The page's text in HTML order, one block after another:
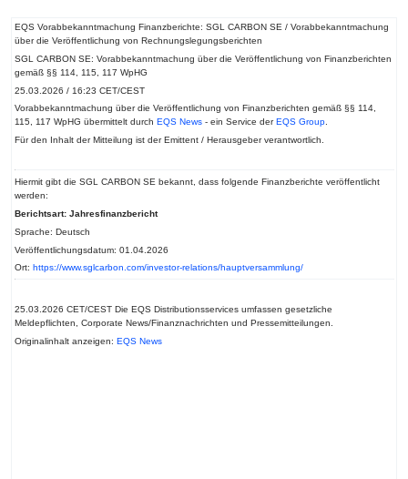
EQS Vorabbekanntmachung Finanzberichte: SGL CARBON SE / Vorabbekanntmachung
über die Veröffentlichung von Rechnungslegungsberichten
SGL CARBON SE: Vorabbekanntmachung über die Veröffentlichung von Finanzberichten
gemäß §§ 114, 115, 117 WpHG
25.03.2026 / 16:23 CET/CEST
Vorabbekanntmachung über die Veröffentlichung von Finanzberichten gemäß §§ 114,
115, 117 WpHG übermittelt durch EQS News- ein Service der EQS Group.
Für den Inhalt der Mitteilung ist der Emittent / Herausgeber verantwortlich.
Hiermit gibt die SGL CARBON SE bekannt, dass folgende Finanzberichte veröffentlicht
werden:
Berichtsart: Jahresfinanzbericht
Sprache: Deutsch
Veröffentlichungsdatum: 01.04.2026
Ort: https://www.sglcarbon.com/investor-relations/hauptversammlung/
25.03.2026 CET/CEST Die EQS Distributionsservices umfassen gesetzliche
Meldepflichten, Corporate News/Finanznachrichten und Pressemitteilungen.
Originalinhalt anzeigen: EQS News